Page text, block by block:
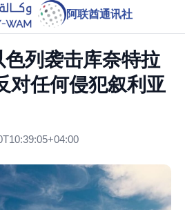
阿联酋通讯社
色列袭击库奈特拉
对任何侵犯叙利亚